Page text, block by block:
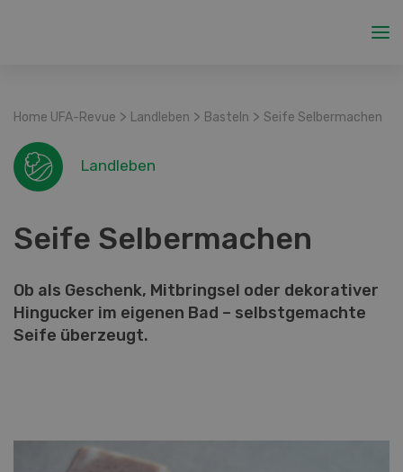
Home UFA-Revue > Landleben > Basteln > Seife Selbermachen
Landleben
Seife Selbermachen
Ob als Geschenk, Mitbringsel oder dekorativer
Hingucker im eigenen Bad – selbstgemachte
Seife überzeugt.